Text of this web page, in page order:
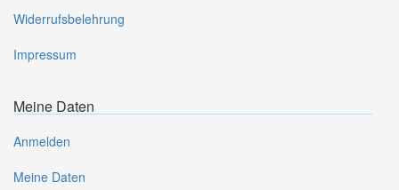
Widerrufsbelehrung
Impressum
Meine Daten
Anmelden
Meine Daten